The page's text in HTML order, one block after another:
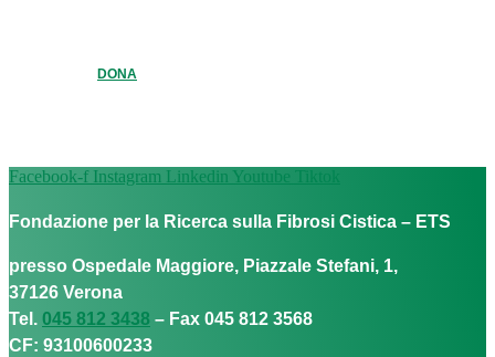
DONA
Facebook-f Instagram Linkedin Youtube Tiktok
Fondazione per la Ricerca sulla Fibrosi Cistica – ETS
presso Ospedale Maggiore, Piazzale Stefani, 1,
37126 Verona
Tel. 045 812 3438 – Fax 045 812 3568
CF: 93100600233